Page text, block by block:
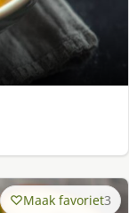
Maak favoriet3